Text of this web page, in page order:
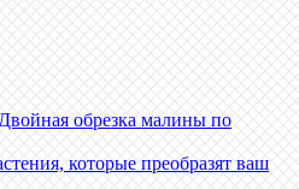
Двойная обрезка малины по
которые преобразят ваш